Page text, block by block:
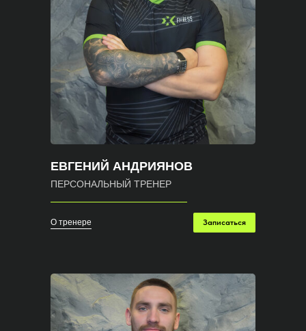
ЕВГЕНИЙ АНДРИЯНОВ
ПЕРСОНАЛЬНЫЙ ТРЕНЕР
О тренере Записаться